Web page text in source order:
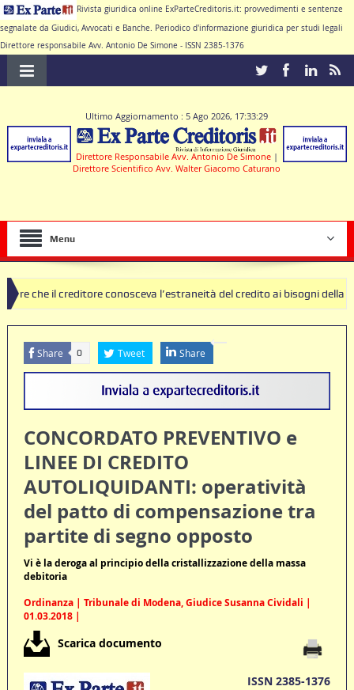
Rivista giuridica online ExParteCreditoris.it: provvedimenti e sentenze
segnalate da Giudici, Avvocati e Banche. Periodico d'informazione giuridica per studi legali
Direttore responsabile Avv. Antonio De Simone - ISSN 2385-1376
Ultimo Aggiornamento : 5 Ago 2026, 17:33:29
Direttore Responsabile Avv. Antonio De Simone |
Direttore Scientifico Avv. Walter Giacomo Caturano
Menu
conosceva l’estraneità del credito ai bisogni della famiglia
Share 0 Tweet Share
CONCORDATO PREVENTIVO e
LINEE DI CREDITO
AUTOLIQUIDANTI: operatività
del patto di compensazione tra
partite di segno opposto
Vi è la deroga al principio della cristallizzazione della massa
debitoria
Ordinanza | Tribunale di Modena, Giudice Susanna Cividali |
01.03.2018 |
Scarica documento
ISSN 2385-1376